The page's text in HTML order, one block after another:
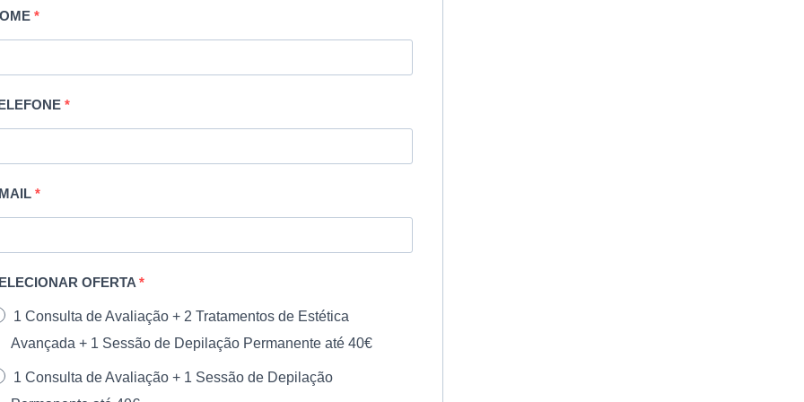
OFERTA
1 Consulta de Avaliação + 2 Tratamentos de Estética
Avançada + 1 Sessão de Depilação Permanente até 40€
1 Consulta de Avaliação + 1 Sessão de Depilação